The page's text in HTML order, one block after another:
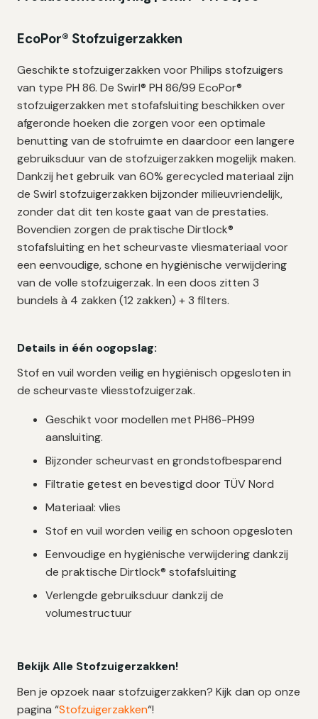
+
filters
aantal
EcoPor® Stofzuigerzakken
Geschikte stofzuigerzakken voor Philips stofzuigers
van type PH 86. De Swirl® PH 86/99 EcoPor®
stofzuigerzakken met stofafsluiting beschikken over
afgeronde hoeken die zorgen voor een optimale
benutting van de stofruimte en daardoor een langere
gebruiksduur van de stofzuigerzakken mogelijk maken.
Dankzij het gebruik van 60% gerecycled materiaal zijn
de Swirl stofzuigerzakken bijzonder milieuvriendelijk,
zonder dat dit ten koste gaat van de prestaties.
Bovendien zorgen de praktische Dirtlock®
stofafsluiting en het scheurvaste vliesmateriaal voor
een eenvoudige, schone en hygiënische verwijdering
van de volle stofzuigerzak. In een doos zitten 3
bundels à 4 zakken (12 zakken) + 3 filters.
Details in één oogopslag:
Stof en vuil worden veilig en hygiënisch opgesloten in
de scheurvaste vliesstofzuigerzak.
Geschikt voor modellen met PH86-PH99
aansluiting.
Bijzonder scheurvast en grondstofbesparend
Filtratie getest en bevestigd door TÜV Nord
Materiaal: vlies
Stof en vuil worden veilig en schoon opgesloten
Eenvoudige en hygiënische verwijdering dankzij
de praktische Dirtlock® stofafsluiting
Verlengde gebruiksduur dankzij de
volumestructuur
Bekijk Alle Stofzuigerzakken!
Ben je opzoek naar stofzuigerzakken? Kijk dan op onze
pagina “Stofzuigerzakken“!